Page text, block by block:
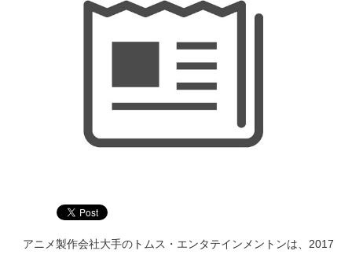
アニメ製作会社大手のトムス・エンタテインメントンは、2017